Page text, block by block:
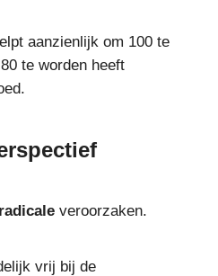
aanzienlijk om 100 te
te worden heeft
radicale veroorzaken.
vrij bij de